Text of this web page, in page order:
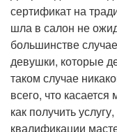
сертификат на
шла в салон не
большинстве
девушки, которые
таком случае
всего, что
как получить
квалификации